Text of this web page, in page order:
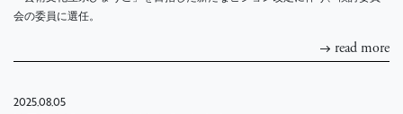
会の委員に選任。
read more
2025.08.05